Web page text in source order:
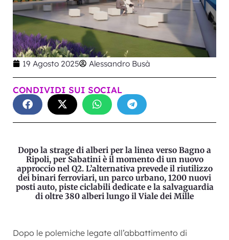
19 Agosto 2025 Alessandro Busà
CONDIVIDI SUI SOCIAL
Dopo la strage di alberi per la linea verso Bagno a
Ripoli, per Sabatini è il momento di un nuovo
approccio nel Q2. L’alternativa prevede il riutilizzo
dei binari ferroviari, un parco urbano, 1200 nuovi
posti auto, piste ciclabili dedicate e la salvaguardia
di oltre 380 alberi lungo il Viale dei Mille
Dopo le polemiche legate all’abbattimento di